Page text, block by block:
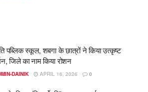
पब्लिक स्कूल, शबगा के छात्रों ने किया उत्कृष्ट
जिले का नाम किया रोशन
DAINIK APRIL 16, 2026 0